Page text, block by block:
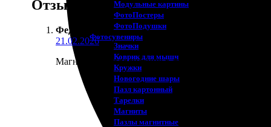
Модульные картины
ФотоПостеры
ФотоПодушки
Фотоcувениры
Значки
Коврик для мыши
Кружки
Новогодние шары
Пазл картонный
Тарелки
Магниты
Пазлы магнитные
Отзывы
Федор
21.02.2026
Магниты на холодильник в форме сердец делал